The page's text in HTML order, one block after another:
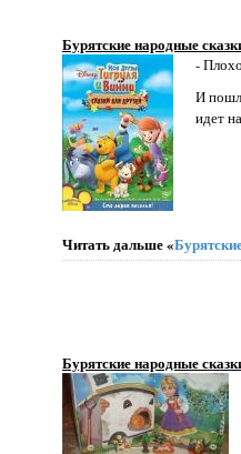
Бурятские народные
-
И
идет
Читать дальше «
Бурятские народные